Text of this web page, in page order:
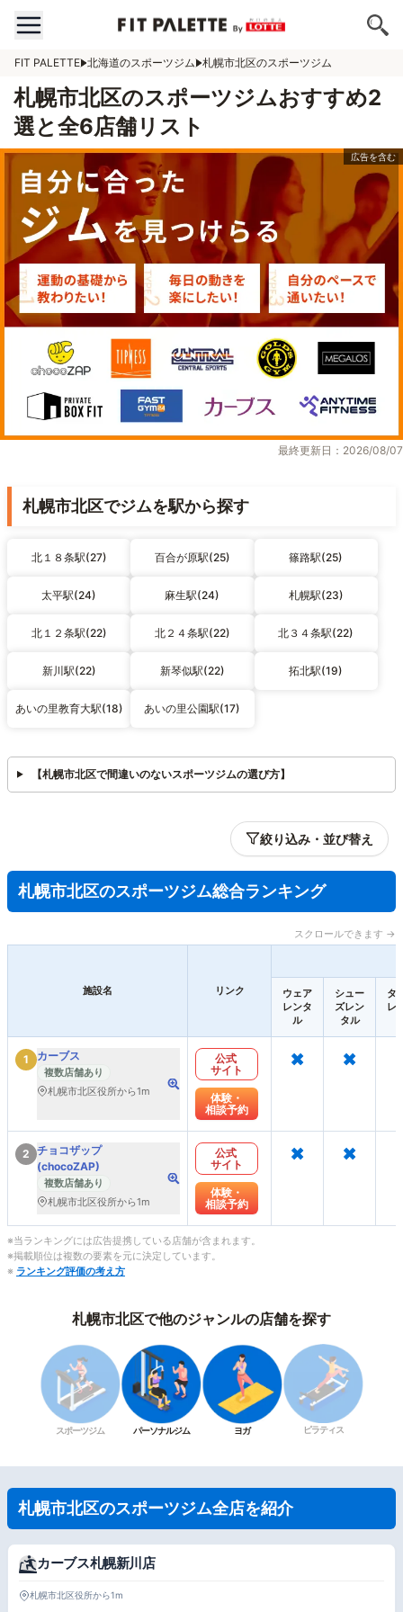
FIT PALETTE 北海道のスポーツジム 札幌市北区のスポーツジム
札幌市北区のスポーツジムおすすめ2
選と全6店舗リスト
最終更新日：2026/08/07
札幌市北区でジムを駅から探す
北１８条駅(27) 百合が原駅(25) 篠路駅(25)
太平駅(24) 麻生駅(24) 札幌駅(23)
北１２条駅(22) 北２４条駅(22) 北３４条駅(22)
新川駅(22) 新琴似駅(22) 拓北駅(19)
あいの里教育大駅(18) あいの里公園駅(17)
【札幌市北区で間違いのないスポーツジムの選び方】
絞り込み・並び替え
札幌市北区のスポーツジム総合ランキング
スクロールできます →
施設名 リンク
ウェア
レンタ
ル
シュー
ズレン
タル
タ
レ
1 カーブス
複数店舗あり
札幌市北区役所から1m
公式
サイト
体験・
相談予約
× ×
2 チョコザップ
(chocoZAP)
複数店舗あり
札幌市北区役所から1m
公式
サイト
体験・
相談予約
× ×
※当ランキングには広告提携している店舗が含まれます。
※掲載順位は複数の要素を元に決定しています。
※ ランキング評価の考え方
札幌市北区で他のジャンルの店舗を探す
スポーツジム パーソナルジム ヨガ ピラティス
札幌市北区のスポーツジム全店を紹介
カーブス札幌新川店
札幌市北区役所から1m